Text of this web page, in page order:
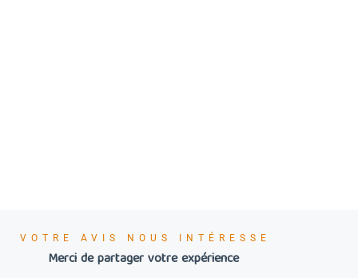
VOTRE AVIS NOUS INTÉRESSE
Merci de partager votre expérience